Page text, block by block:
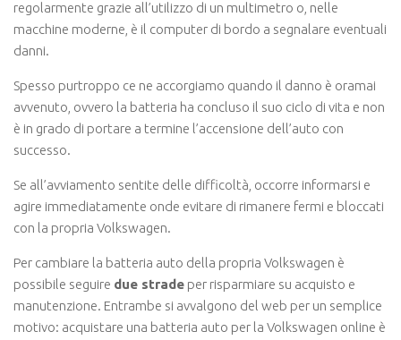
regolarmente grazie all’utilizzo di un multimetro o, nelle
macchine moderne, è il computer di bordo a segnalare eventuali
danni.
Spesso purtroppo ce ne accorgiamo quando il danno è oramai
avvenuto, ovvero la batteria ha concluso il suo ciclo di vita e non
è in grado di portare a termine l’accensione dell’auto con
successo.
Se all’avviamento sentite delle difficoltà, occorre informarsi e
agire immediatamente onde evitare di rimanere fermi e bloccati
con la propria Volkswagen.
Per cambiare la batteria auto della propria Volkswagen è
possibile seguire due strade per risparmiare su acquisto e
manutenzione. Entrambe si avvalgono del web per un semplice
motivo: acquistare una batteria auto per la Volkswagen online è